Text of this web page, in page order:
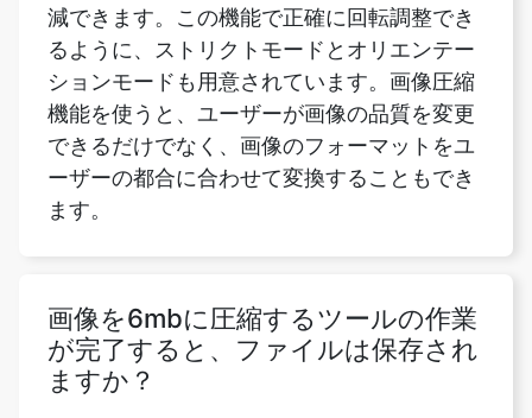
機能を使うと、ユーザーが画像の品質を変更
できるだけでなく、画像のフォーマットをユ
ーザーの都合に合わせて変換することもでき
ます。
画像を6mbに圧縮するツールの作業
いいえ、サーバーにファイルを送信すること
はありません。すべての操作はブラウザ自体
で行われるため、ファイルはすべて完全に安